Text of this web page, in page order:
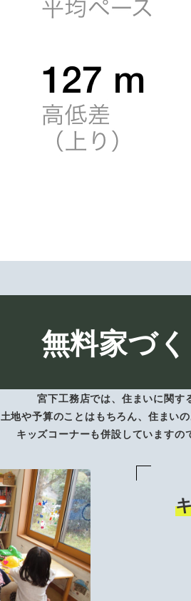
無料家づ
宮下工務店では、住まいに関す
土地や予算のことはもちろん、住まい
キッズコーナーも併設していますの